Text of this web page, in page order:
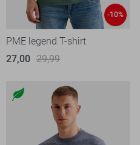
-10%
PME legend T-shirt
27,00 29,99